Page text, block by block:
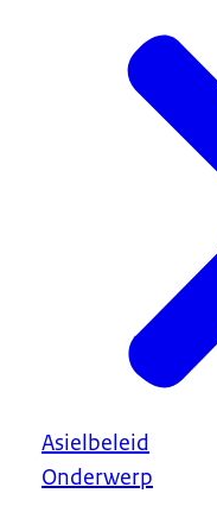
Asielbeleid
Onderwerp